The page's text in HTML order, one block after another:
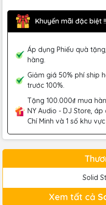
Khuyến mãi đặc biệt
Áp dụng Phiếu quà
hàng.
Giảm giá 50% phí ship
trước 100%.
Tặng 100.000₫ mua
NY Audio - DJ Store,
Chí Minh và 1 số khu
Solid
Xem tất cả